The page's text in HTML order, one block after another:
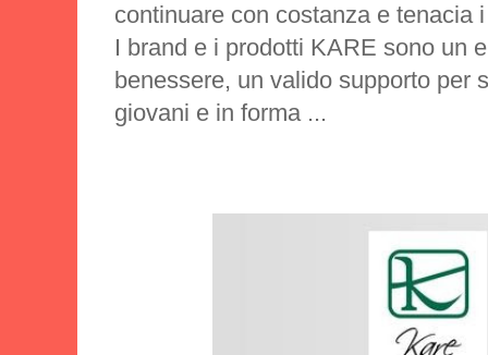
continuare con costanza e tenacia
I brand e i prodotti KARE sono un
benessere, un valido supporto per
giovani e in forma ...